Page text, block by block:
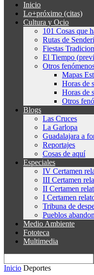
Inicio
Lo+próximo (citas)
Cultura y Ocio
101 Cosas que
Rutas de
Fiestas
El Tiempo
Otros
Mapas
Horas de
Horas de
Otros
Blogs
Las Cruces
La Garlopa
Guadalajara a
Reportajes
Cosas de aquí
Especiales
IV Certamen
III Certamen
II Certamen
I Certamen
Tribuna de
Pueblos
Medio Ambiente
Fototeca
Multimedia
Inicio Deportes